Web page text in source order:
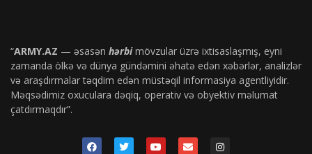
“ARMY.AZ — əsasən hərbimövzular üzrə ixtisaslaşmış, eyni
zamanda ölkə və dünya gündəmini əhatə edən xəbərlər, analizlər
və araşdırmalar təqdim edən müstəqil informasiya agentliyidir.
Məqsədimiz oxuculara dəqiq, operativ və obyektiv məlumat
çatdırmaqdır”.